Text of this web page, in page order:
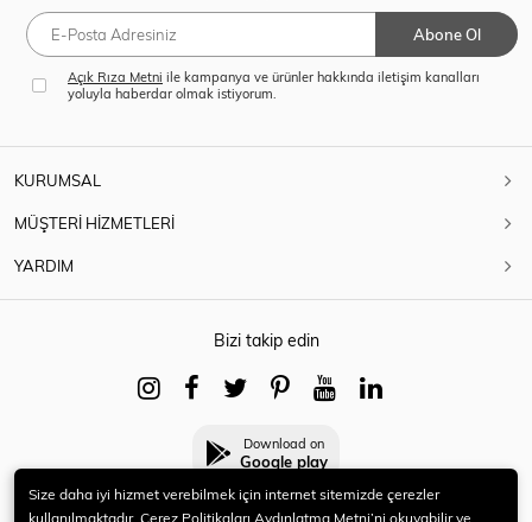
Abone Ol
Açık Rıza Metni ile kampanya ve ürünler hakkında iletişim kanalları
yoluyla haberdar olmak istiyorum.
KURUMSAL
MÜŞTERİ HİZMETLERİ
YARDIM
Bizi takip edin
Download on
Google play
Size daha iyi hizmet verebilmek için internet sitemizde çerezler
kullanılmaktadır. Çerez Politikaları Aydınlatma Metni’ni okuyabilir ve